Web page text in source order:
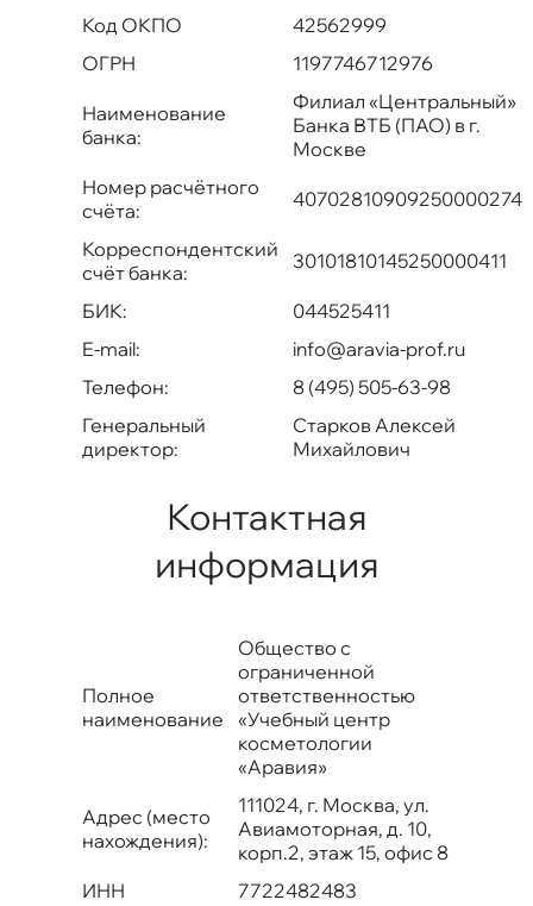
Код ОКПО
42562999
ОГРН
1197746712976
Наименование
банка:
Филиал «Центральный»
Банка ВТБ (ПАО) в г.
Москве
Номер расчётного
счёта:
40702810909250000274
Корреспондентский
счёт банка:
30101810145250000411
БИК:
044525411
E-mail:
info@aravia-prof.ru
Телефон:
8 (495) 505-63-98
Генеральный
директор:
Старков Алексей
Михайлович
Контактная
информация
Полное
наименование
Общество с
ограниченной
ответственностью
«Учебный центр
косметологии
«Аравия»
Адрес (место
нахождения):
111024, г. Москва, ул.
Авиамоторная, д. 10,
корп.2, этаж 15, офис 8
ИНН
7722482483